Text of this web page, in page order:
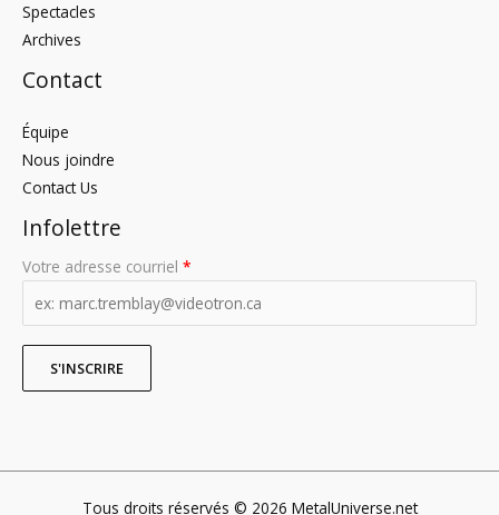
Spectacles
Archives
Contact
Équipe
Nous joindre
Contact Us
Infolettre
Votre adresse courriel *
Tous droits réservés © 2026 MetalUniverse.net